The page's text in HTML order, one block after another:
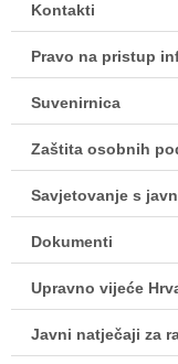
Kontakti
Pravo na pristup
Suvenirnica
Zaštita osobnih
Savjetovanje s
Dokumenti
Upravno vijeće
Javni natječaji za